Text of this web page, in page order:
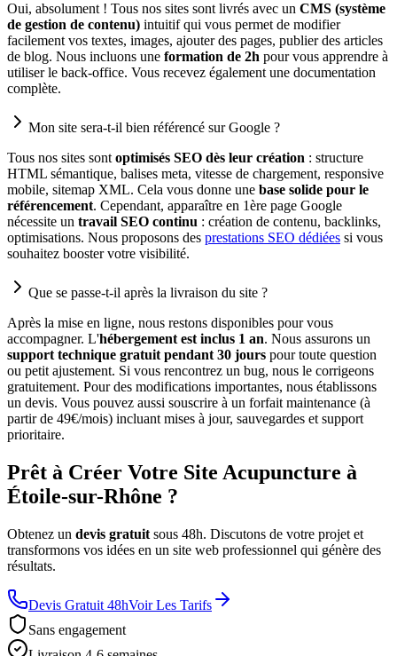
Oui, absolument ! Tous nos sites sont livrés avec un CMS (système
de gestion de contenu) intuitif qui vous permet de modifier
facilement vos textes, images, ajouter des pages, publier des articles
de blog. Nous incluons une formation de 2h pour vous apprendre à
utiliser le back-office. Vous recevez également une documentation
complète.
Mon site sera-t-il bien référencé sur Google ?
Tous nos sites sont optimisés SEO dès leur création : structure
HTML sémantique, balises meta, vitesse de chargement, responsive
mobile, sitemap XML. Cela vous donne une base solide pour le
référencement. Cependant, apparaître en 1ère page Google
nécessite un travail SEO continu : création de contenu, backlinks,
optimisations. Nous proposons des prestations SEO dédiées si vous
souhaitez booster votre visibilité.
Que se passe-t-il après la livraison du site ?
Après la mise en ligne, nous restons disponibles pour vous
accompagner. L'hébergement est inclus 1 an. Nous assurons un
support technique gratuit pendant 30 jours pour toute question
ou petit ajustement. Si vous rencontrez un bug, nous le corrigeons
gratuitement. Pour des modifications importantes, nous établissons
un devis. Vous pouvez aussi souscrire à un forfait maintenance (à
partir de 49€/mois) incluant mises à jour, sauvegardes et support
prioritaire.
Prêt à Créer Votre Site Acupuncture à
Étoile-sur-Rhône ?
Obtenez un devis gratuit sous 48h. Discutons de votre projet et
transformons vos idées en un site web professionnel qui génère des
résultats.
Devis Gratuit 48hVoir Les Tarifs
Sans engagement